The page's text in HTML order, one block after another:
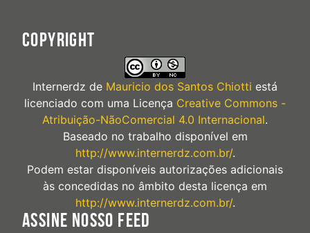
COPYRIGHT
Internerdz de Mauricio dos Santos Chiotti está
licenciado com uma Licença Creative Commons -
Atribuição-NãoComercial 4.0 Internacional.
Baseado no trabalho disponível em
http://www.internerdz.com.br/.
Podem estar disponíveis autorizações adicionais
às concedidas no âmbito desta licença em
http://www.internerdz.com.br/.
ASSINE NOSSO FEED